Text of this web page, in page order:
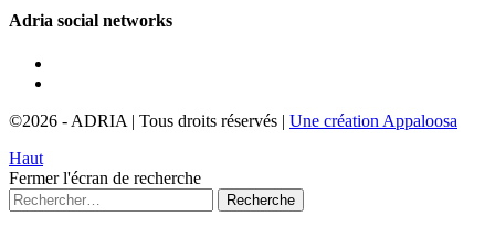
Adria social networks
©2026 - ADRIA | Tous droits réservés | Une création Appaloosa
Haut
Fermer l'écran de recherche
Recherche
pour :